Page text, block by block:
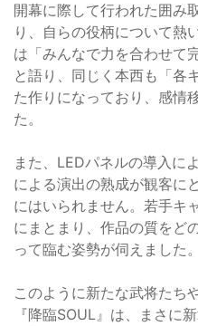
開幕に際して行われた囲み
り、自らの役柄について熱
は「みんなで力を合わせて
と語り、同じく本西も「各
た作りになっており、感情
た。
また、LEDパネルの導入に
による演出の熟成が観客に
にはいられません。若手キ
にまとまり、作品の質をど
って臨む姿勢が伺えました。
このように新たな武将たち
『降臨SOUL』は、まさに